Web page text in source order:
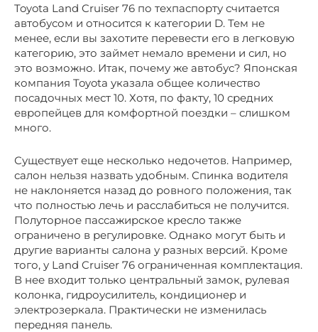
Toyota Land Cruiser 76 по техпаспорту считается
автобусом и относится к категории D. Тем не
менее, если вы захотите перевести его в легковую
категорию, это займет немало времени и сил, но
это возможно. Итак, почему же автобус? Японская
компания Toyota указала общее количество
посадочных мест 10. Хотя, по факту, 10 средних
европейцев для комфортной поездки – слишком
много.
Существует еще несколько недочетов. Например,
салон нельзя назвать удобным. Спинка водителя
не наклоняется назад до ровного положения, так
что полностью лечь и расслабиться не получится.
Полуторное пассажирское кресло также
ограничено в регулировке. Однако могут быть и
другие варианты салона у разных версий. Кроме
того, у Land Cruiser 76 ограниченная комплектация.
В нее входит только центральный замок, рулевая
колонка, гидроусилитель, кондиционер и
электрозеркала. Практически не изменилась
передняя панель.